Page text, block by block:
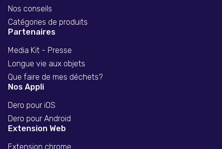
Nos conseils
Catégories de produits
Partenaires
Media Kit - Presse
Longue vie aux objets
Que faire de mes déchets?
Nos Appli
Dero pour iOS
Dero pour Android
Extension Web
Extension chrome